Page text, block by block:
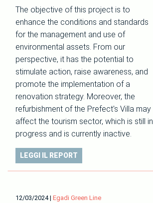
The objective of this project is to
enhance the conditions and standards
for the management and use of
environmental assets. From our
perspective, it has the potential to
stimulate action, raise awareness, and
promote the implementation of a
renovation strategy. Moreover, the
refurbishment of the Prefect's Villa may
affect the tourism sector, which is still in
progress and is currently inactive.
LEGGI IL REPORT
12/03/2024| Egadi Green Line